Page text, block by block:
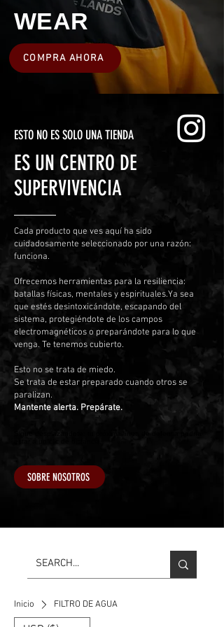
WEAR
COMPRA AHORA
ESTO NO ES SOLO UNA TIENDA
ES UN CENTRO DE
SUPERVIVENCIA
Cada producto que ves aquí ha sido
cuidadosamente seleccionado por una razón:
funciona.
Ofrecemos herramientas para la resiliencia:
batallas físicas, mentales y espirituales.Ya sea
que estés desintoxicándote, escapando del
sistema, protegiéndote de los campos
electromagnéticos o preparándote para lo que
venga. Te tenemos cubierto.
Esto no se trata de miedo.
Se trata de estar preparado cuando otros se
paralizan.
Mantente alerta. Prepárate.
SOBRE NOSOTROS
Inicio FILTRO DE AGUA